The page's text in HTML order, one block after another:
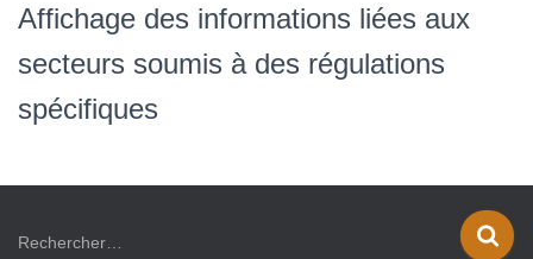
Affichage des informations liées aux
secteurs soumis à des régulations
spécifiques
R
Rechercher…